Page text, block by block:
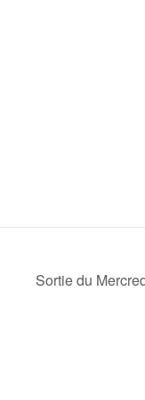
Sortie du